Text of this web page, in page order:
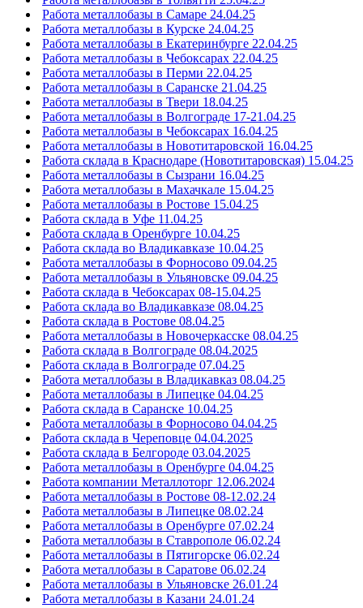
Работа металлобазы в Самаре 24.04.25
Работа металлобазы в Курске 24.04.25
Работа металлобазы в Екатеринбурге 22.04.25
Работа металлобазы в Чебоксарах 22.04.25
Работа металлобазы в Перми 22.04.25
Работа металлобазы в Саранске 21.04.25
Работа металлобазы в Твери 18.04.25
Работа металлобазы в Волгограде 17-21.04.25
Работа металлобазы в Чебоксарах 16.04.25
Работа металлобазы в Новотитаровской 16.04.25
Работа склада в Краснодаре (Новотитаровская) 15.04.25
Работа металлобазы в Сызрани 16.04.25
Работа металлобазы в Махачкале 15.04.25
Работа металлобазы в Ростове 15.04.25
Работа склада в Уфе 11.04.25
Работа склада в Оренбурге 10.04.25
Работа склада во Владикавказе 10.04.25
Работа металлобазы в Форносово 09.04.25
Работа металлобазы в Ульяновске 09.04.25
Работа склада в Чебоксарах 08-15.04.25
Работа склада во Владикавказе 08.04.25
Работа склада в Ростове 08.04.25
Работа металлобазы в Новочеркасске 08.04.25
Работа склада в Волгограде 08.04.2025
Работа склада в Волгограде 07.04.25
Работа металлобазы в Владикавказ 08.04.25
Работа металлобазы в Липецке 04.04.25
Работа склада в Саранске 10.04.25
Работа металлобазы в Форносово 04.04.25
Работа склада в Череповце 04.04.2025
Работа склада в Белгороде 03.04.2025
Работа металлобазы в Оренбурге 04.04.25
Работа компании Металлоторг 12.06.2024
Работа металлобазы в Ростове 08-12.02.24
Работа металлобазы в Липецке 08.02.24
Работа металлобазы в Оренбурге 07.02.24
Работа металлобазы в Ставрополе 06.02.24
Работа металлобазы в Пятигорске 06.02.24
Работа металлобазы в Саратове 06.02.24
Работа металлобазы в Ульяновске 26.01.24
Работа металлобазы в Казани 24.01.24